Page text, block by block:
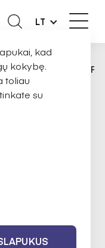
LT
ANDREA
kad
kokybę.
toliau
su